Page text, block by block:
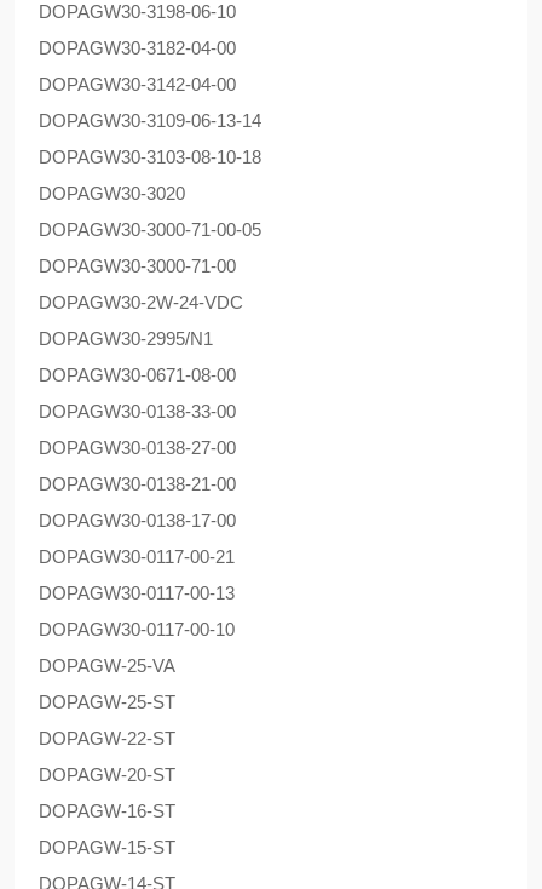
DOPAGW30-3198-06-10
DOPAGW30-3182-04-00
DOPAGW30-3142-04-00
DOPAGW30-3109-06-13-14
DOPAGW30-3103-08-10-18
DOPAGW30-3020
DOPAGW30-3000-71-00-05
DOPAGW30-3000-71-00
DOPAGW30-2W-24-VDC
DOPAGW30-2995/N1
DOPAGW30-0671-08-00
DOPAGW30-0138-33-00
DOPAGW30-0138-27-00
DOPAGW30-0138-21-00
DOPAGW30-0138-17-00
DOPAGW30-0117-00-21
DOPAGW30-0117-00-13
DOPAGW30-0117-00-10
DOPAGW-25-VA
DOPAGW-25-ST
DOPAGW-22-ST
DOPAGW-20-ST
DOPAGW-16-ST
DOPAGW-15-ST
DOPAGW-14-ST